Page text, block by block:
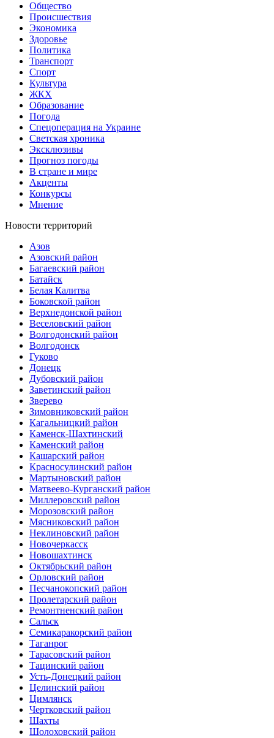
Общество
Происшествия
Экономика
Здоровье
Политика
Транспорт
Спорт
Культура
ЖКХ
Образование
Погода
Спецоперация на Украине
Светская хроника
Эксклюзивы
Прогноз погоды
В стране и мире
Акценты
Конкурсы
Мнение
Новости территорий
Азов
Азовский район
Багаевский район
Батайск
Белая Калитва
Боковской район
Верхнедонской район
Веселовский район
Волгодонский район
Волгодонск
Гуково
Донецк
Дубовский район
Заветинский район
Зверево
Зимовниковский район
Кагальницкий район
Каменск-Шахтинский
Каменский район
Кашарский район
Красносулинский район
Мартыновский район
Матвеево-Курганский район
Миллеровский район
Морозовский район
Мясниковский район
Неклиновский район
Новочеркасск
Новошахтинск
Октябрьский район
Орловский район
Песчанокопский район
Пролетарский район
Ремонтненский район
Сальск
Семикаракорский район
Таганрог
Тарасовский район
Тацинский район
Усть-Донецкий район
Целинский район
Цимлянск
Чертковский район
Шахты
Шолоховский район